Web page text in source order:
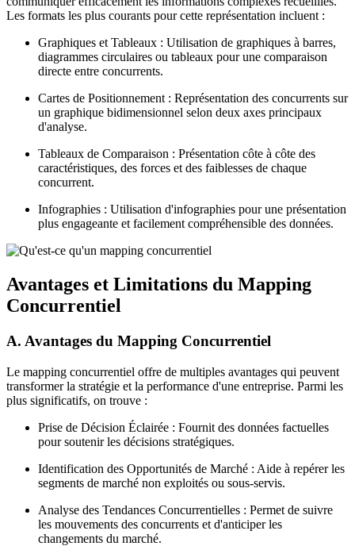
Les formats les plus courants pour cette représentation incluent :
Graphiques et Tableaux : Utilisation de graphiques à barres,
diagrammes circulaires ou tableaux pour une comparaison
directe entre concurrents.
Cartes de Positionnement : Représentation des concurrents sur
un graphique bidimensionnel selon deux axes principaux
d'analyse.
Tableaux de Comparaison : Présentation côte à côte des
caractéristiques, des forces et des faiblesses de chaque
concurrent.
Infographies : Utilisation d'infographies pour une présentation
plus engageante et facilement compréhensible des données.
Avantages et Limitations du Mapping
Concurrentiel
A. Avantages du Mapping Concurrentiel
Le mapping concurrentiel offre de multiples avantages qui peuvent
transformer la stratégie et la performance d'une entreprise. Parmi les
plus significatifs, on trouve :
Prise de Décision Éclairée : Fournit des données factuelles
pour soutenir les décisions stratégiques.
Identification des Opportunités de Marché : Aide à repérer les
segments de marché non exploités ou sous-servis.
Analyse des Tendances Concurrentielles : Permet de suivre
les mouvements des concurrents et d'anticiper les
changements du marché.